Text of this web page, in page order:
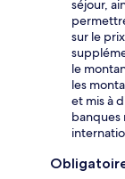
séjour,
sur le
le
les
et mis à
banques